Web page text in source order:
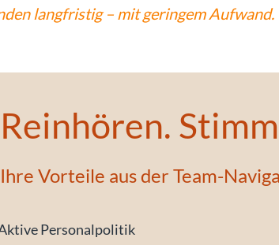
langfristig – mit geringem Aufwand.
Reinhören.
Ihre Vorteile aus der Team-
Personalpolitik